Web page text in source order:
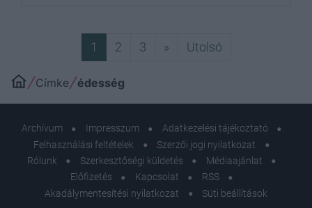
1 2 3 »Következő
UtolsóUtolsó
Címke édesség
Archívum Impresszum
Adatkezelési tájékoztató
Felhasználási feltételek
Szerzői jogi nyilatkozat
Rólunk
Szerkesztőségi küldetés
Médiaajánlat
Előfizetés
Kapcsolat
RSS
Akadálymentesítési nyilatkozat
Süti beállítások